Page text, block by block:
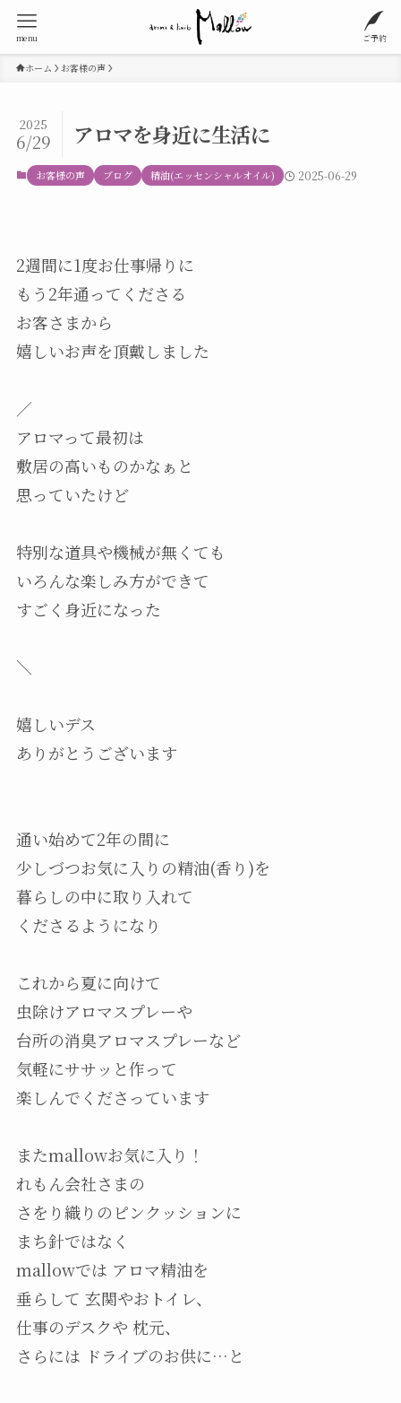
ご予約
menu
ホーム お客様の声
アロマを身近に生活に
2025
6/29
お客様の声 ブログ 精油(エッセンシャルオイル) 2025-06-29
2週間に1度お仕事帰りに
もう2年通ってくださる
お客さまから
嬉しいお声を頂戴しました
／
アロマって最初は
敷居の高いものかなぁと
思っていたけど
特別な道具や機械が無くても
いろんな楽しみ方ができて
すごく身近になった
＼
嬉しいデス
ありがとうございます
通い始めて2年の間に
少しづつお気に入りの精油(香り)を
暮らしの中に取り入れて
くださるようになり
これから夏に向けて
虫除けアロマスプレーや
台所の消臭アロマスプレーなど
気軽にササッと作って
楽しんでくださっています
またmallowお気に入り！
れもん会社さまの
さをり織りのピンクッションに
まち針ではなく
mallowでは アロマ精油を
垂らして 玄関やおトイレ、
仕事のデスクや 枕元、
さらには ドライブのお供に…と